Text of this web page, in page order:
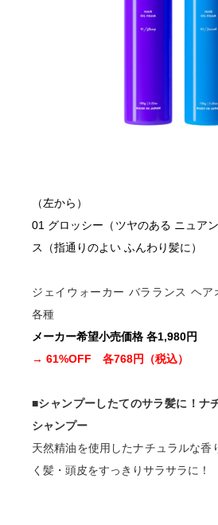
（左から）
01 グロッシー（ツヤのある ニュア
ス（指通りのよい ふんわり髪に）
ジェイウォーカー バラランス ヘア
各種
メーカー希望小売価格 各1,980円
→ 61%OFF 各768円（税込）
■シャンプーしたてのサラ髪に！ナ
シャンプー
天然精油を使用したナチュラルな香
く髪・頭皮をすっきりサラサラに！